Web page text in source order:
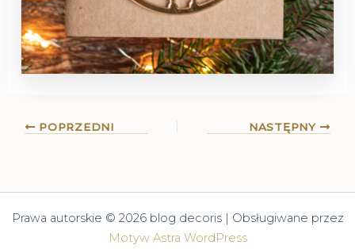
POPRZEDNI NASTĘPNY
Prawa autorskie © 2026 blog decoris | Obsługiwane przez
Motyw Astra WordPress